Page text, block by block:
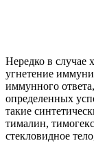
Нередко в случае
угнетение
иммунного
определенных
такие
тималин,
стекловидное